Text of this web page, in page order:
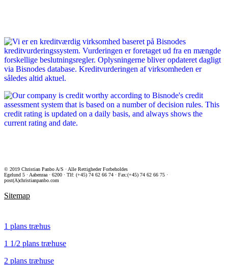
© 2019 Christian Panbo A/S · Alle Rettigheder Forbeholdes
Egelund 5 · Aabenraa · 6200 · Tlf: (+45) 74 62 66 74 · Fax:(+45) 74 62 66 75 ·
post(A)christianpanbo.com
Sitemap
1 plans træhus
1 1/2 plans træhuse
2 plans træhuse